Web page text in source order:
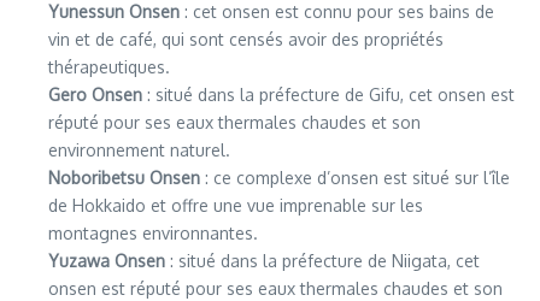
Yunessun Onsen : cet onsen est connu pour ses bains de
vin et de café, qui sont censés avoir des propriétés
thérapeutiques.
Gero Onsen : situé dans la préfecture de Gifu, cet onsen est
réputé pour ses eaux thermales chaudes et son
environnement naturel.
Noboribetsu Onsen : ce complexe d’onsen est situé sur l’île
de Hokkaido et offre une vue imprenable sur les
montagnes environnantes.
Yuzawa Onsen : situé dans la préfecture de Niigata, cet
onsen est réputé pour ses eaux thermales chaudes et son